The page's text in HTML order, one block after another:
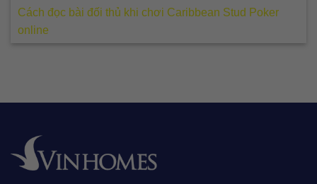
Cách đọc bài đối thủ khi chơi Caribbean Stud Poker
online